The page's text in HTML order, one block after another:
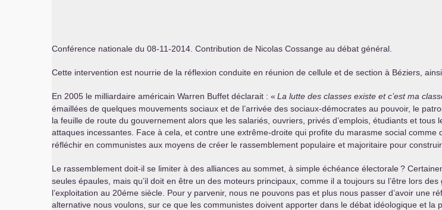
Conférence nationale du 08-11-2014. Contribution de Nicolas Cossange au débat général.
Cette intervention est nourrie de la réflexion conduite en réunion de cellule et de section à Béziers, ainsi
En 2005 le milliardaire américain Warren Buffet déclarait : « La lutte des classes existe et c’est ma
émaillées de quelques mouvements sociaux et de l’arrivée des sociaux-démocrates au pouvoir, le
la feuille de route du gouvernement alors que les salariés, ouvriers, privés d’emplois, étudiants et
attaques incessantes. Face à cela, et contre une extrême-droite qui profite du marasme social comme
réfléchir en communistes aux moyens de créer le rassemblement populaire et majoritaire pour
Le rassemblement doit-il se limiter à des alliances au sommet, à simple échéance électorale?
seules épaules, mais qu’il doit en être un des moteurs principaux, comme il a toujours su l’être lors
l’exploitation au 20éme siècle. Pour y parvenir, nous ne pouvons pas et plus nous passer d’avoir une
alternative nous voulons, sur ce que les communistes doivent apporter dans le débat idéologique et